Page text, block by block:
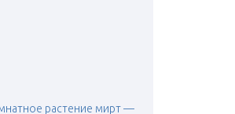
растение мирт —